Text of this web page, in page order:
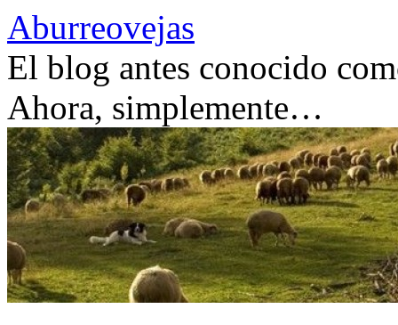
Saltar
al
contenido
Aburreovejas
El blog antes conocido
Ahora, simplemente…